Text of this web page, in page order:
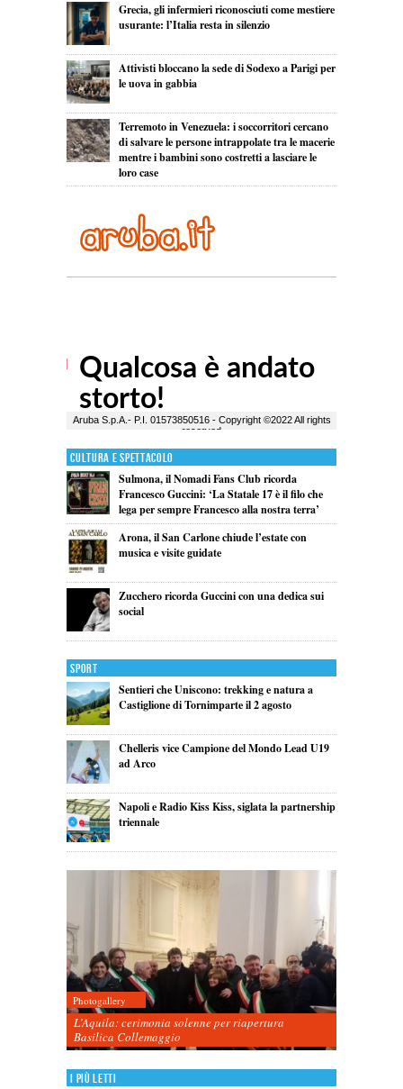
Grecia, gli infermieri riconosciuti come mestiere
usurante: l’Italia resta in silenzio
Attivisti bloccano la sede di Sodexo a Parigi per
le uova in gabbia
Terremoto in Venezuela: i soccorritori cercano
di salvare le persone intrappolate tra le macerie
mentre i bambini sono costretti a lasciare le
loro case
Cultura e Spettacolo
Sulmona, il Nomadi Fans Club ricorda
Francesco Guccini: ‘La Statale 17 è il filo che
lega per sempre Francesco alla nostra terra’
Arona, il San Carlone chiude l’estate con
musica e visite guidate
Zucchero ricorda Guccini con una dedica sui
social
Sport
Sentieri che Uniscono: trekking e natura a
Castiglione di Tornimparte il 2 agosto
Chelleris vice Campione del Mondo Lead U19
ad Arco
Napoli e Radio Kiss Kiss, siglata la partnership
triennale
Photogallery
L’Aquila: cerimonia solenne per riapertura
Basilica Collemaggio
I più letti